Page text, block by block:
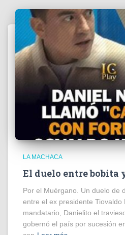
LA MACHACA
El duelo entre bobita
Por el Muérgano. Un duelo de
entre el ex presidente Tiovaldo
mandatario, Danielito el
gobernó el país por sucesión